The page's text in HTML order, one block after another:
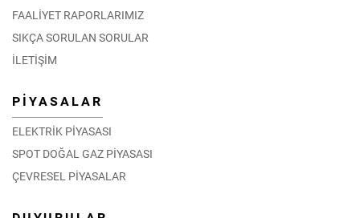
FAALİYET RAPORLARIMIZ
SIKÇA SORULAN SORULAR
İLETİŞİM
PİYASALAR
ELEKTRİK PİYASASI
SPOT DOĞAL GAZ PİYASASI
ÇEVRESEL PİYASALAR